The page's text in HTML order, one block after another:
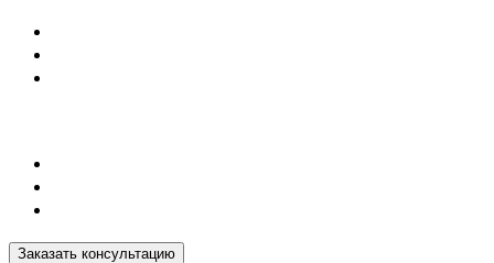
Заказать консультацию